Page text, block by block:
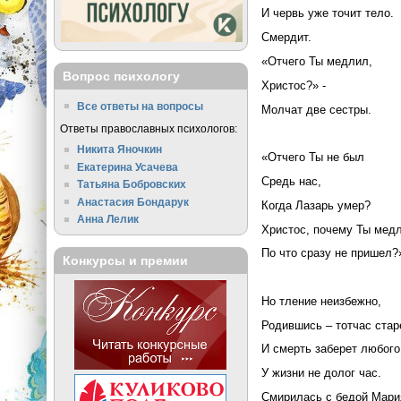
И червь уже точит тело.
Смердит.
«Отчего Ты медлил,
Христос?» -
Молчат две сестры.
«Отчего Ты не был
Средь нас,
Когда Лазарь умер?
Христос, почему Ты
По что сразу не
Но тление неизбежно,
Родившись – тотчас
И смерть заберет
У жизни не долог час.
Смирилась с бедой
Вопрос психологу
Все ответы на вопросы
Ответы православных психологов:
Никита Яночкин
Екатерина Усачева
Татьяна Бобровских
Анастасия Бондарук
Анна Лелик
Конкурсы и премии